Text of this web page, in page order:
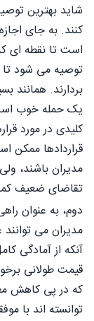
شاید بهترین
کنند. به جای
است تا نقطه ای
توصیه می شود تا
بردارند. همانند
یک حمله خوب
کلیدی در مورد
قراردادها ممکن
مدیران باشند،
تقاضای ضعیف
دوم، به عنوان
مدیران می
آنکه از آمادگی
قیمت طولانی
که در پی کاهش
توانسته اند با